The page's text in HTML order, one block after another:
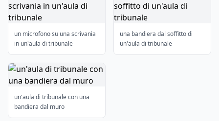
un microfono su una scrivania
in un'aula di tribunale
una bandiera dal soffitto di
un'aula di tribunale
un'aula di tribunale con una
bandiera dal muro